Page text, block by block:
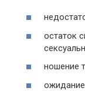
остаток
ношение
ожидание